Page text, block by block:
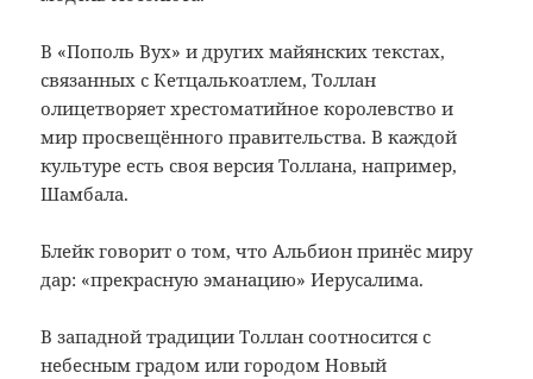
В «Пополь Вух» и других майянских текстах,
связанных с Кетцалькоатлем, Толлан
олицетворяет хрестоматийное королевство и
мир просвещённого правительства. В каждой
культуре есть своя версия Толлана, например,
Шамбала.
Блейк говорит о том, что Альбион принёс миру
дар: «прекрасную эманацию» Иерусалима.
В западной традиции Толлан соотносится с
небесным градом или городом Новый